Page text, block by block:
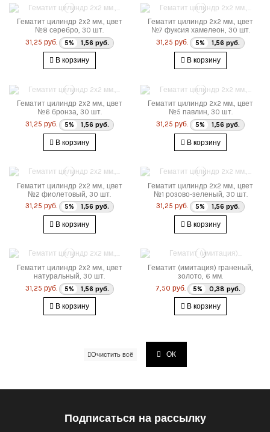
Гематит цилиндр 2х2 мм., цвет
№8 серебро, 30 шт.
31,25 руб.
5% 1,56 руб.
В корзину
Гематит цилиндр 2х2 мм., цвет
№7 фуксия хамелеон, 30 шт.
31,25 руб.
5% 1,56 руб.
В корзину
Гематит цилиндр 2х2 мм., цвет
№6 бронза, 30 шт.
31,25 руб.
5% 1,56 руб.
В корзину
Гематит цилиндр 2х2 мм., цвет
№5 павлин, 30 шт.
31,25 руб.
5% 1,56 руб.
В корзину
Гематит цилиндр 2х2 мм., цвет
№2 фиолетовый, 30 шт.
31,25 руб.
5% 1,56 руб.
В корзину
Гематит цилиндр 2х2 мм., цвет
№1 розово-зеленый, 30 шт.
31,25 руб.
5% 1,56 руб.
В корзину
Гематит цилиндр 2х2 мм., цвет
натуральный, 30 шт.
31,25 руб.
5% 1,56 руб.
В корзину
Гематит (имитация) граненый,
золото, 6 мм.
7,50 руб.
5% 0,38 руб.
В корзину
Очистить всё ОК
Подписаться на рассылку